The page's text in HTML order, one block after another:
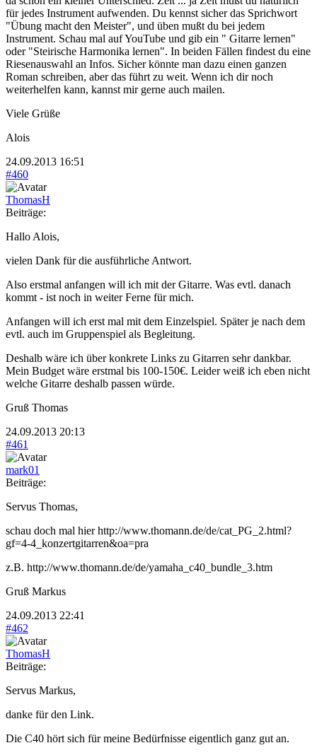
für jedes Instrument aufwenden. Du kennst sicher das Sprichwort
"Übung macht den Meister", und üben mußt du bei jedem
Instrument. Schau mal auf YouTube und gib ein " Gitarre lernen"
oder "Steirische Harmonika lernen". In beiden Fällen findest du eine
Riesenauswahl an Infos. Sicher könnte man dazu einen ganzen
Roman schreiben, aber das führt zu weit. Wenn ich dir noch
weiterhelfen kann, kannst mir gerne auch mailen.
Viele Grüße
Alois
24.09.2013 16:51
#460
ThomasH
Beiträge:
Hallo Alois,
vielen Dank für die ausführliche Antwort.
Also erstmal anfangen will ich mit der Gitarre. Was evtl. danach
kommt - ist noch in weiter Ferne für mich.
Anfangen will ich erst mal mit dem Einzelspiel. Später je nach dem
evtl. auch im Gruppenspiel als Begleitung.
Deshalb wäre ich über konkrete Links zu Gitarren sehr dankbar.
Mein Budget wäre erstmal bis 100-150€. Leider weiß ich eben nicht
welche Gitarre deshalb passen würde.
Gruß Thomas
24.09.2013 20:13
#461
mark01
Beiträge:
Servus Thomas,
schau doch mal hier http://www.thomann.de/de/cat_PG_2.html?
gf=4-4_konzertgitarren&oa=pra
z.B. http://www.thomann.de/de/yamaha_c40_bundle_3.htm
Gruß Markus
24.09.2013 22:41
#462
ThomasH
Beiträge:
Servus Markus,
danke für den Link.
Die C40 hört sich für meine Bedürfnisse eigentlich ganz gut an.